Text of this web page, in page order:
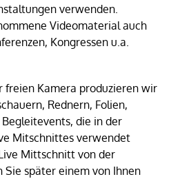
verwenden.
Videomaterial auch
Kongressen u.a.
freien Kamera produzieren wir
Rednern, Folien,
die in der
Mitschnittes verwendet
Mittschnitt von der
später einem von Ihnen